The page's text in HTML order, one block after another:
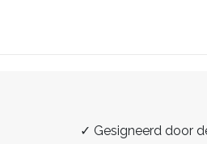
✓ Gesigneerd door